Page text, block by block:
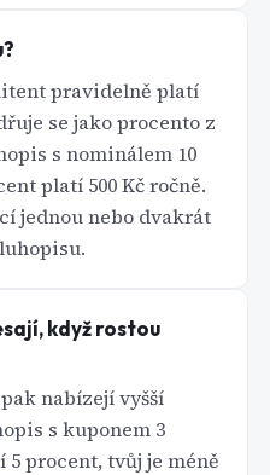
pravidelně platí
se jako procento z
s nominálem 10
platí 500 Kč ročně.
jednou nebo dvakrát
když rostou
nabízejí vyšší
s kuponem 3
procent, tvůj je méně